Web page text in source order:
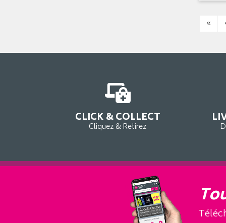
«
CLICK & COLLECT
Cliquez & Retirez